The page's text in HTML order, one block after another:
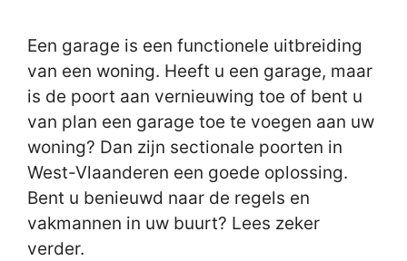
Een garage is een functionele uitbreiding
van een woning. Heeft u een garage, maar
is de poort aan vernieuwing toe of bent u
van plan een garage toe te voegen aan uw
woning? Dan zijn sectionale poorten in
West-Vlaanderen een goede oplossing.
Bent u benieuwd naar de regels en
vakmannen in uw buurt? Lees zeker
verder.